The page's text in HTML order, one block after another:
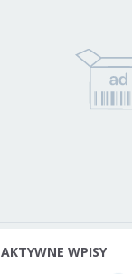
AKTYWNE WPISY